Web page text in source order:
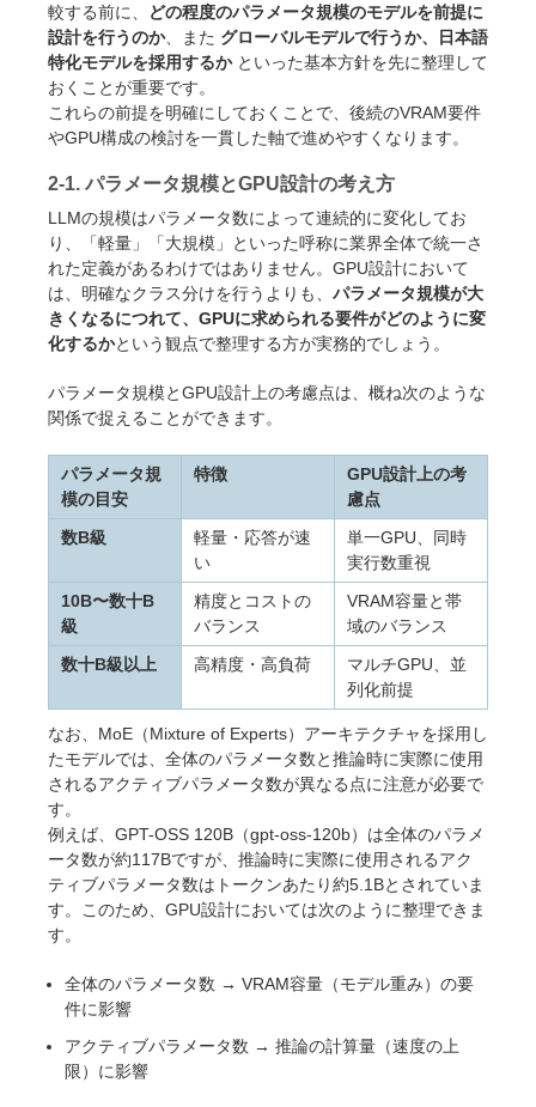
較する前に、
どの程度のパラメータ規模のモデルを前提に
設計を行うのか、また グローバルモデルで行うか、日本語
特化モデルを採用するかといった基本方針を先に整理して
おくことが重要です。
これらの前提を明確にしておくことで、後続のVRAM要件
やGPU構成の検討を一貫した軸で進めやすくなります。
2-1. パラメータ規模とGPU設計の考え方
LLMの規模はパラメータ数によって連続的に変化してお
り、「軽量」「大規模」といった呼称に業界全体で統一さ
れた定義があるわけではありません。GPU設計において
は、明確なクラス分けを行うよりも、 パラメータ規模が大
きくなるにつれて、GPUに求められる要件がどのように変
化するかという観点で整理する方が実務的でしょう。
パラメータ規模とGPU設計上の考慮点は、概ね次のような
関係で捉えることができます。
パラメータ規
模の目安
特徴
GPU設計上の考
慮点
数B級
軽量・応答が速
い
単一GPU、同時
実行数重視
10B〜数十B
級
精度とコストの
バランス
VRAM容量と帯
域のバランス
数十B級以上
高精度・高負荷
マルチGPU、並
列化前提
なお、MoE（Mixture of Experts）アーキテクチャを採用し
たモデルでは、全体のパラメータ数と推論時に実際に使用
されるアクティブパラメータ数が異なる点に注意が必要で
す。
例えば、GPT-OSS 120B（gpt-oss-120b）は全体のパラメ
ータ数が約117Bですが、推論時に実際に使用されるアク
ティブパラメータ数はトークンあたり約5.1Bとされていま
す。このため、GPU設計においては次のように整理できま
す。
全体のパラメータ数 → VRAM容量（モデル重み）の要
件に影響
アクティブパラメータ数 → 推論の計算量（速度の上
限）に影響